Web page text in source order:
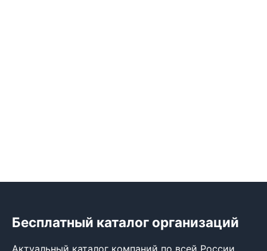
Бесплатный каталог организаций